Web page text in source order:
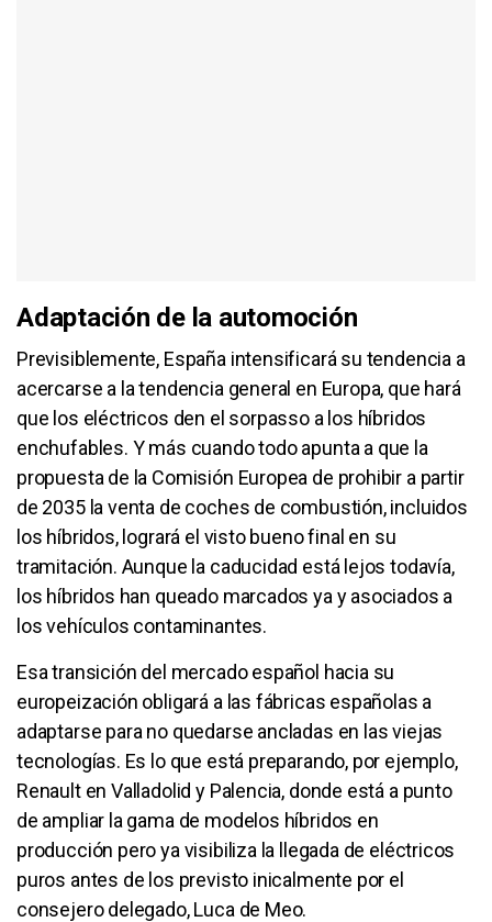
Adaptación de la automoción
Previsiblemente, España intensificará su tendencia a
acercarse a la tendencia general en Europa, que hará
que los eléctricos den el sorpasso a los híbridos
enchufables. Y más cuando todo apunta a que la
propuesta de la Comisión Europea de prohibir a partir
de 2035 la venta de coches de combustión, incluidos
los híbridos, logrará el visto bueno final en su
tramitación. Aunque la caducidad está lejos todavía,
los híbridos han queado marcados ya y asociados a
los vehículos contaminantes.
Esa transición del mercado español hacia su
europeización obligará a las fábricas españolas a
adaptarse para no quedarse ancladas en las viejas
tecnologías. Es lo que está preparando, por ejemplo,
Renault en Valladolid y Palencia, donde está a punto
de ampliar la gama de modelos híbridos en
producción pero ya visibiliza la llegada de eléctricos
puros antes de los previsto inicalmente por el
consejero delegado, Luca de Meo.